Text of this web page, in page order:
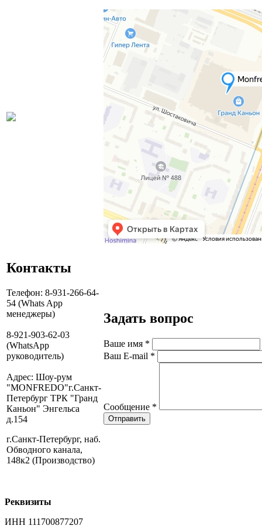
Контакты
Телефон: 8-931-266-64-
54 (Whats App
менеджеры)
8-921-903-62-03
(WhatsApp
руководитель)
Адрес: Шоу-рум
"MONFREDO"г.Санкт-
Петербург ТРК "Гранд
Каньон" Энгельса
д.154
г.Санкт-Петербург, наб.
Обводного канала,
148к2 (Производство)
Задать вопрос
Ваше имя *
Ваш E-mail *
Сообщение *
Отправить
Реквизиты
ИНН 111700877207